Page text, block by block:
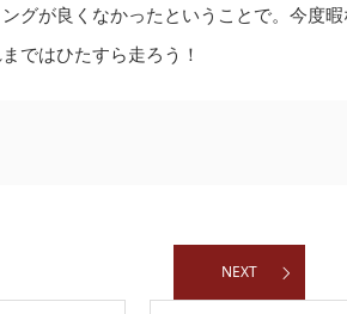
グが良くなかったということで。今度
ではひたすら走ろう！
NEXT